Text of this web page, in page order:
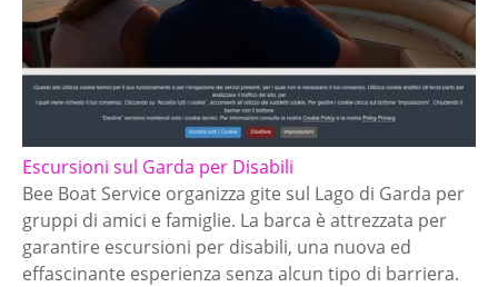
Escursioni sul Garda per Disabili
Bee Boat Service organizza gite sul Lago di Garda per
gruppi di amici e famiglie. La barca è attrezzata per
garantire escursioni per disabili, una nuova ed
effascinante esperienza senza alcun tipo di barriera.